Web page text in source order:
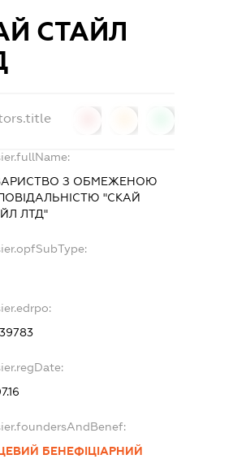
СТАЙЛ
З ОБМЕЖЕНОЮ
"СКАЙ
ЛТД"
БЕНЕФІЦІАРНИЙ